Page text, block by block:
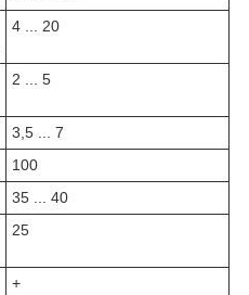
4 ... 20
2 ... 5
3,5 ... 7
100
35 ... 40
25
+